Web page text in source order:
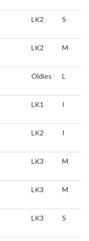
LK2 S
LK2 M
Oldies L
LK1 I
LK2 I
LK3 M
LK3 M
LK3 S